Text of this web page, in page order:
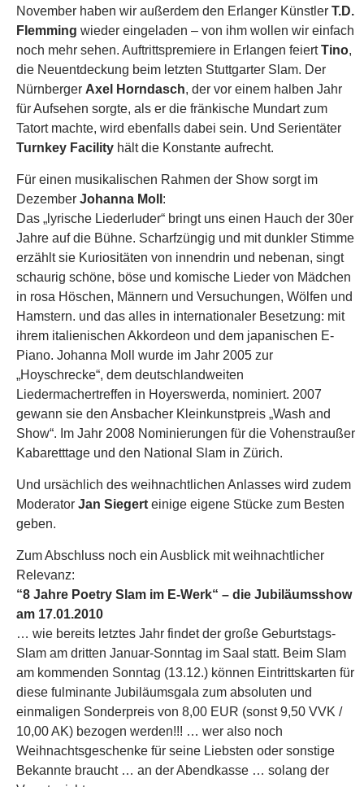
November haben wir außerdem den Erlanger Künstler T.D.
Flemming wieder eingeladen – von ihm wollen wir einfach
noch mehr sehen. Auftrittspremiere in Erlangen feiertTino,
die Neuentdeckung beim letzten Stuttgarter Slam. Der
Nürnberger Axel Horndasch, der vor einem halben Jahr
für Aufsehen sorgte, als er die fränkische Mundart zum
Tatort machte, wird ebenfalls dabei sein. Und Serientäter
Turnkey Facility hält die Konstante aufrecht.
Für einen musikalischen Rahmen der Show sorgt im
Dezember Johanna Moll :
Das „lyrische Liederluder“ bringt uns einen Hauch der 30er
Jahre auf die Bühne. Scharfzüngig und mit dunkler Stimme
erzählt sie Kuriositäten von innendrin und nebenan, singt
schaurig schöne, böse und komische Lieder von Mädchen
in rosa Höschen, Männern und Versuchungen, Wölfen und
Hamstern. und das alles in internationaler Besetzung: mit
ihrem italienischen Akkordeon und dem japanischen E-
Piano. Johanna Moll wurde im Jahr 2005 zur
„Hoyschrecke“, dem deutschlandweiten
Liedermachertreffen in Hoyerswerda, nominiert. 2007
gewann sie den Ansbacher Kleinkunstpreis „Wash and
Show“. Im Jahr 2008 Nominierungen für die Vohenstraußer
Kabaretttage und den National Slam in Zürich.
Und ursächlich des weihnachtlichen Anlasses wird zudem
Moderator Jan Siegert einige eigene Stücke zum Besten
geben.
Zum Abschluss noch ein Ausblick mit weihnachtlicher
Relevanz:
“8 Jahre Poetry Slam im E-Werk“ – die Jubiläumsshow
am 17.01.2010
… wie bereits letztes Jahr findet der große Geburtstags-
Slam am dritten Januar-Sonntag im Saal statt. Beim Slam
am kommenden Sonntag (13.12.) können Eintrittskarten für
diese fulminante Jubiläumsgala zum absoluten und
einmaligen Sonderpreis von 8,00 EUR (sonst 9,50 VVK /
10,00 AK) bezogen werden!!! … wer also noch
Weihnachtsgeschenke für seine Liebsten oder sonstige
Bekannte braucht … an der Abendkasse … solang der